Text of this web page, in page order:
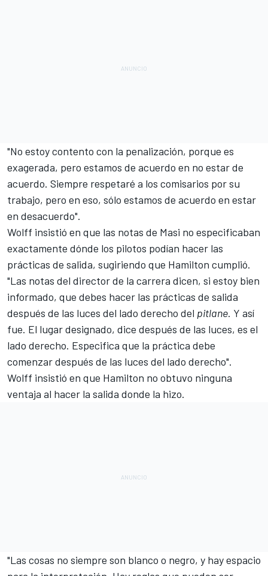
"No estoy contento con la penalización, porque es
exagerada, pero estamos de acuerdo en no estar de
acuerdo. Siempre respetaré a los comisarios por su
trabajo, pero en eso, sólo estamos de acuerdo en estar
en desacuerdo".
Wolff insistió en que las notas de Masi no especificaban
exactamente dónde los pilotos podían hacer las
prácticas de salida, sugiriendo que Hamilton cumplió.
"Las notas del director de la carrera dicen, si estoy bien
informado, que debes hacer las prácticas de salida
después de las luces del lado derecho del pitlane. Y así
fue. El lugar designado, dice después de las luces, es el
lado derecho. Especifica que la práctica debe
comenzar después de las luces del lado derecho".
Wolff insistió en que Hamilton no obtuvo ninguna
ventaja al hacer la salida donde la hizo.
"Las cosas no siempre son blanco o negro, y hay espacio